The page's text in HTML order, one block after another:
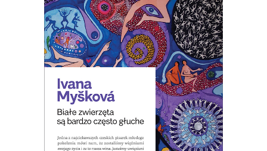
BIAŁE ZWIERZĘTA SĄ BARDZO
CZĘSTO GŁUCHE
W Czechach pisano, że to zbiór
opowiadań o ludziach czasów, w
których zwiększa się spożycie
antydepresantów.
39.00 8.00zł
KSIĄŻKA DO KOSZYKA